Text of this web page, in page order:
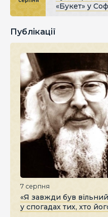
«Букет» у
Публікації
7 серпня
«Я завжди був
у спогадах тих, хто